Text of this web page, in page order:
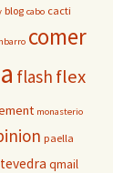
blog cabo cacti
comer
flash flex
monasterio
paella
qmail